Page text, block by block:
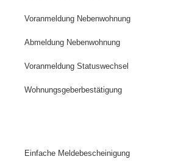
Voranmeldung Nebenwohnung
Abmeldung Nebenwohnung
Voranmeldung Statuswechsel
Wohnungsgeberbestätigung
Einfache Meldebescheinigung